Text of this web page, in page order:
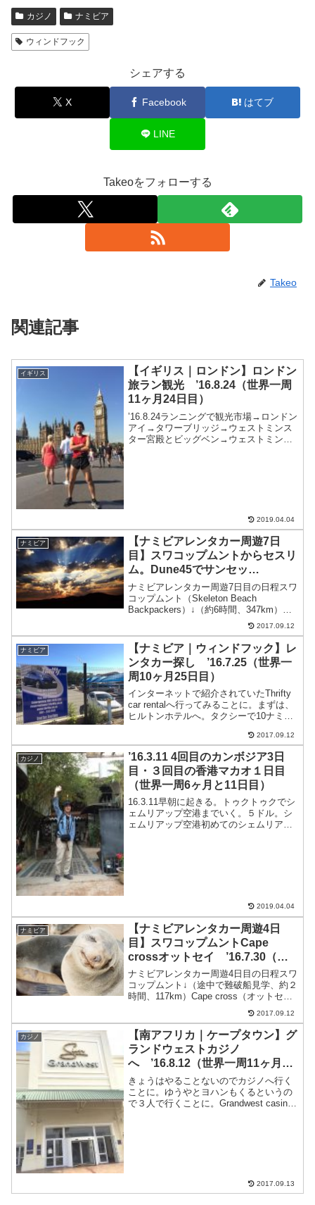
カジノ ナミビア
ウィンドフック
シェアする
X Facebook はてブ
LINE
Takeoをフォローする
Takeo
関連記事
イギリス
【イギリス｜ロンドン】ロンドン
旅ラン観光 ’16.8.24（世界一周
11ヶ月24日目）
’16.8.24ランニングで観光市場→ロンドン
アイ→タワーブリッジ→ウェストミンス
ター宮殿とビッグベン→ウェストミンス
2019.04.04
ナミビア
【ナミビアレンタカー周遊7日
目】スワコップムントからセスリ
ム。Dune45でサンセッ
ト ’16.8.2（世界一周11ヶ月2日
目）
ナミビアレンタカー周遊7日目の日程スワ
コップムント（Skeleton Beach
Backpackers）↓（約6時間、347km）途
中、道悪い。セスリム（Sesriem
Campsiteチェックイン）↓（約40分、
45km）Dune45（...
2017.09.12
ナミビア
【ナミビア｜ウィンドフック】レ
ンタカー探し ’16.7.25（世界一
周10ヶ月25日目）
インターネットで紹介されていたThrifty
car rentalへ行ってみることに。まずは、
ヒルトンホテルへ。タクシーで10ナミビ
なくなったとのこと。ウインドフックで
レンタカー探...
2017.09.12
カジノ
’16.3.11 4回目のカンボジア3日
目・３回目の香港マカオ１日目
（世界一周6ヶ月と11日目）
16.3.11早朝に起きる。トゥクトゥクでシ
ェムリアップ空港までいく。５ドル。シ
ェムリアップ空港初めてのシェムリアッ
2019.04.04
ナミビア
【ナミビアレンタカー周遊4日
目】スワコップムントCape
crossオットセイ ’16.7.30（世
界一周10ヶ月30日目）
ナミビアレンタカー周遊4日目の日程スワ
コップムント↓（途中で難破船見学、約２
時間、117km）Cape cross（オットセイ
のコロニー）↓（約２時間、117km）スワ
コップムント（Skeleton Beach
Backpackersのドミ...
2017.09.12
カジノ
【南アフリカ｜ケープタウン】グ
ランドウェストカジノ
へ ’16.8.12（世界一周11ヶ月12
日目）
きょうはやることないのでカジノへ行く
ことに。ゆうやとヨハンもくるというの
で３人で行くことに。Grandwest casino
2017.09.13